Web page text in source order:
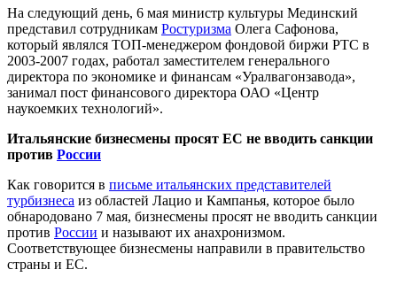
На следующий день, 6 мая министр культуры Мединский
представил сотрудникам Ростуризма Олега Сафонова,
который являлся ТОП-менеджером фондовой биржи РТС в
2003-2007 годах, работал заместителем генерального
директора по экономике и финансам «Уралвагонзавода»,
занимал пост финансового директора ОАО «Центр
наукоемких технологий».
Итальянские бизнесмены просят ЕС не вводить санкции
против России
Как говорится в письме итальянских представителей
турбизнеса из областей Лацио и Кампанья, которое было
обнародовано 7 мая, бизнесмены просят не вводить санкции
против России и называют их анахронизмом.
Соответствующее бизнесмены направили в правительство
страны и ЕС.